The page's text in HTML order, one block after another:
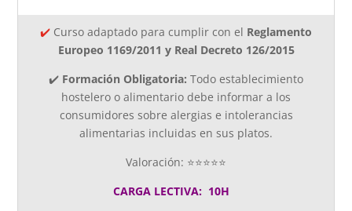
✔️ Curso adaptado para cumplir con el Reglamento
Europeo 1169/2011 y Real Decreto 126/2015
✔️ Formación Obligatoria: Todo establecimiento
hostelero o alimentario debe informar a los
consumidores sobre alergias e intolerancias
alimentarias incluidas en sus platos.
Valoración: ⭐⭐⭐⭐⭐
CARGA LECTIVA: 10H